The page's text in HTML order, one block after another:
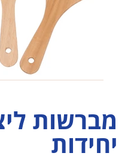
יחידות